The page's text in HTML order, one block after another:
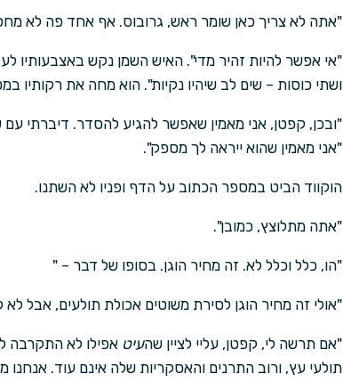
"אתה לא צריך כאן שומר ראש, גרובוס. אף אחד פה לא
"אי אפשר להיות זהיר מדי". האיש השמן נקש באצבעותיו
ושתי כוסות – שים לב שיהיו נקיות". הוא מחה את רקותיו
"ובכן, קפטן, אני מאמין שאפשר להגיע להסדר. דיברתי עם
"אני מאמין שהוא ייראה לך מספק".
הוקווד הביט במספר הכתוב על הדף ופניו לא השתנו.
"אתה מתלוצץ, כמובן".
"הו, כלל וכלל לא. זה מחיר הוגן. בסופו של דבר – "
"אולי זה מחיר הוגן לסירת משוטים אכולת תולעים, אבל
"אם תרשה לי, קפטן, עליי לציין שהעיט אפילו לא התקרבה
תולעי עץ, ורוב התרנים והאסקריות שלה אינם עוד. אנחנו